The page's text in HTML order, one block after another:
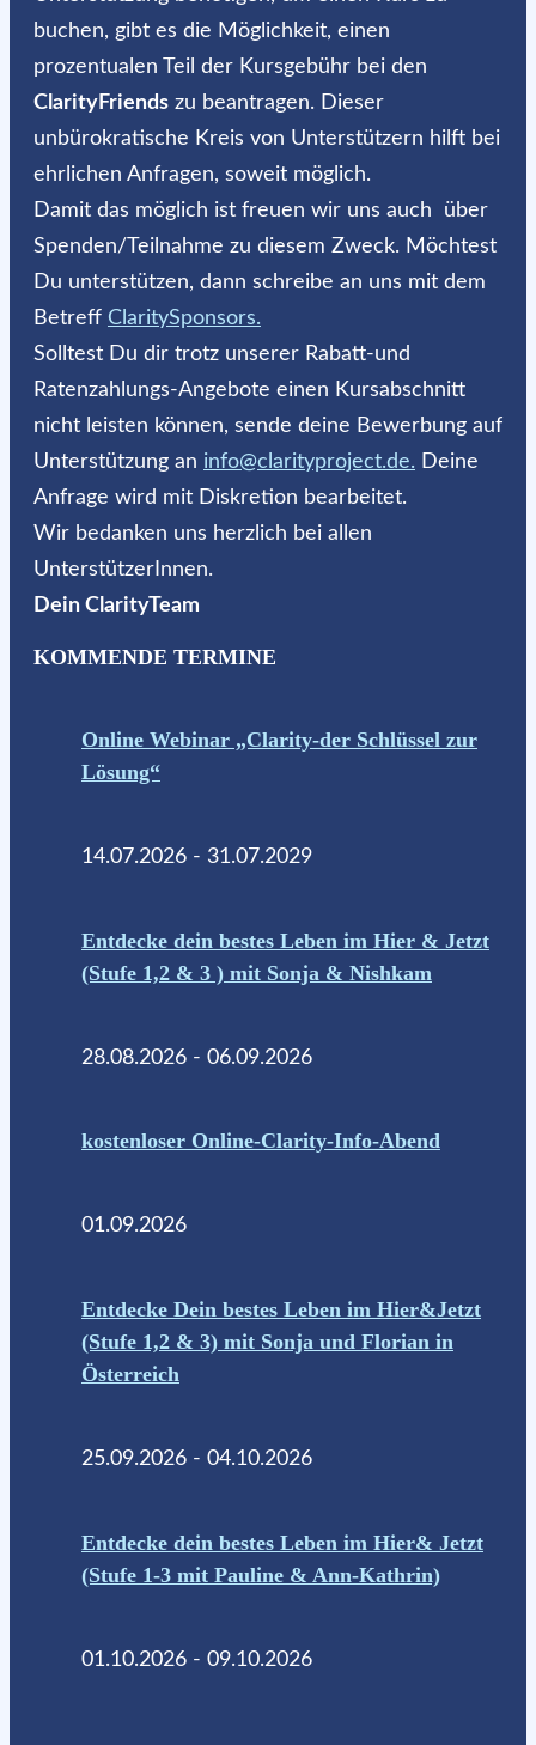
buchen, gibt es die Möglichkeit, einen
prozentualen Teil der Kursgebühr bei den
ClarityFriends zu beantragen. Dieser
unbürokratische Kreis von Unterstützern hilft bei
ehrlichen Anfragen, soweit möglich.
Damit das möglich ist freuen wir uns auch über
Spenden/Teilnahme zu diesem Zweck. Möchtest
Du unterstützen, dann schreibe an uns mit dem
Betreff ClaritySponsors.
Solltest Du dir trotz unserer Rabatt-und
Ratenzahlungs-Angebote einen Kursabschnitt
nicht leisten können, sende deine Bewerbung auf
Unterstützung an info@clarityproject.de. Deine
Anfrage wird mit Diskretion bearbeitet.
Wir bedanken uns herzlich bei allen
UnterstützerInnen.
Dein ClarityTeam
KOMMENDE TERMINE
Online Webinar „Clarity-der Schlüssel zur
Lösung“
14.07.2026 - 31.07.2029
Entdecke dein bestes Leben im Hier & Jetzt
(Stufe 1,2 & 3 ) mit Sonja & Nishkam
28.08.2026 - 06.09.2026
kostenloser Online-Clarity-Info-Abend
01.09.2026
Entdecke Dein bestes Leben im Hier&Jetzt
(Stufe 1,2 & 3) mit Sonja und Florian in
Österreich
25.09.2026 - 04.10.2026
Entdecke dein bestes Leben im Hier& Jetzt
(Stufe 1-3 mit Pauline & Ann-Kathrin)
01.10.2026 - 09.10.2026